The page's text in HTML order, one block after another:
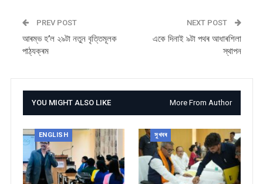
PREV POST
আৰম্ভ হ’ল ২৯টা নতুন বৃত্তিমূলক
পাঠ্যক্ৰম
NEXT POST
একে দিনাই ৯টা পথৰ আধাৰশিলা
স্থাপন
YOU MIGHT ALSO LIKE More From Author
ENGLISH সুখবৰ